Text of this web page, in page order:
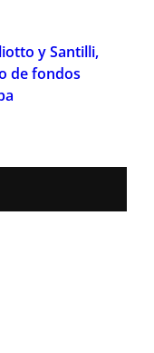
y Santilli,
de fondos